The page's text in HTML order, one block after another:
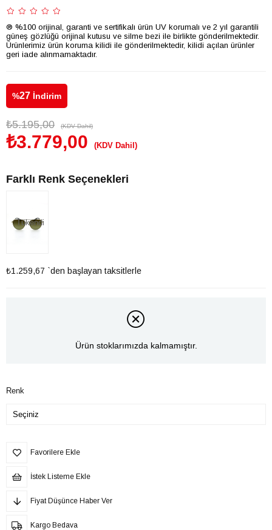
® %100 orijinal, garanti ve sertifikalı ürün UV korumalı ve 2 yıl garantili
güneş gözlüğü orijinal kutusu ve silme bezi ile birlikte gönderilmektedir.
Ürünlerimiz ürün koruma kilidi ile gönderilmektedir, kilidi açılan ürünler
geri iade alınmamaktadır.
%27 İndirim
₺5.195,00 (KDV Dahil)
₺3.779,00 (KDV Dahil)
Farklı Renk Seçenekleri
Tükendi
₺1.259,67 `den başlayan taksitlerle
Ürün stoklarımızda kalmamıştır.
Renk
Favorilere Ekle
İstek Listeme Ekle
Fiyat Düşünce Haber Ver
Kargo Bedava